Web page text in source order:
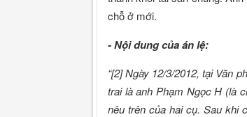
chỗ ở mới.
- Nội dung của án lệ:
“[2] Ngày 12/3/2012, tại Văn
trai là anh Phạm Ngọc H (là
nêu trên của hai cụ. Sau khi